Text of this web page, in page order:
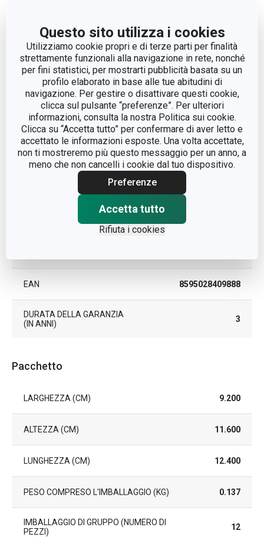
Questo sito utilizza i cookies
Utilizziamo cookie propri e di terze parti per finalità
strettamente funzionali alla navigazione in rete, nonché
per fini statistici, per mostrarti pubblicità basata su un
profilo elaborato in base alle tue abitudini di
navigazione. Per gestire o disattivare questi cookie,
clicca sul pulsante “preferenze”. Per ulteriori
informazioni, consulta la nostra Politica sui cookie.
Clicca su “Accetta tutto” per confermare di aver letto e
accettato le informazioni esposte. Una volta accettate,
non ti mostreremo più questo messaggio per un anno, a
meno che non cancelli i cookie dal tuo dispositivo.
Preferenze
Accetta tutto
Rifiuta i cookies
CATEGORIA
lavorazione di frutta e
verdura
DETTAGLI con contenitore
LINEA DI PRODOTTO VITAMINO
MATERIALE plastica
EAN 8595028409888
DURATA DELLA GARANZIA
(IN ANNI)
3
Pacchetto
LARGHEZZA (CM) 9.200
ALTEZZA (CM) 11.600
LUNGHEZZA (CM) 12.400
PESO COMPRESO L'IMBALLAGGIO (KG) 0.137
IMBALLAGGIO DI GRUPPO (NUMERO DI
PEZZI)
12